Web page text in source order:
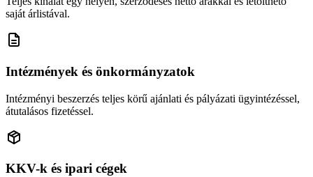
saját árlistával.
Intézmények és önkormányzatok
Intézményi beszerzés teljes körű ajánlati és pályázati ügyintézéssel,
átutalásos fizetéssel.
KKV-k és ipari cégek